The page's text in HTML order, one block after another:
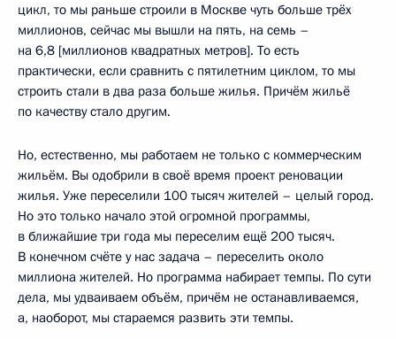
цикл, то мы раньше строили в Москве чуть больше трёх
миллионов, сейчас мы вышли на пять, на семь –
на 6,8 [миллионов квадратных метров]. То есть
практически, если сравнить с пятилетним циклом, то мы
строить стали в два раза больше жилья. Причём жильё
по качеству стало другим.
Но, естественно, мы работаем не только с коммерческим
жильём. Вы одобрили в своё время проект реновации
жилья. Уже переселили 100 тысяч жителей – целый город.
Но это только начало этой огромной программы,
в ближайшие три года мы переселим ещё 200 тысяч.
В конечном счёте у нас задача – переселить около
миллиона жителей. Но программа набирает темпы. По сути
дела, мы удваиваем объём, причём не останавливаемся,
а, наоборот, мы стараемся развить эти темпы.